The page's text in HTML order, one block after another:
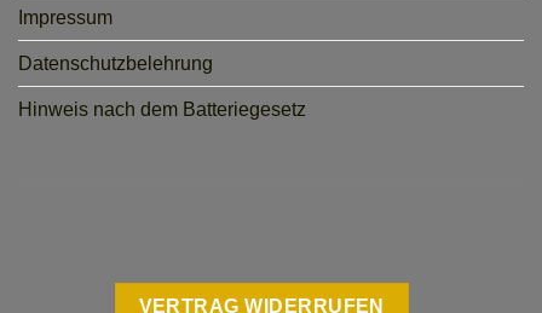
Impressum
Datenschutzbelehrung
Hinweis nach dem Batteriegesetz
VERTRAG WIDERRUFEN